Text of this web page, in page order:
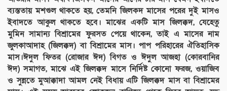
ব্যস্ততায় মশগুল থাকতে হয়, তেমনি জিলকদ মাসের পরের দুই মাসও
ইবাদতে আকুল থাকতে হবে। মাঝের একটি মাস জিলক্কদ, যেহেতু
মুমিন সামান্য বিশ্রামের ফুরসত পেয়ে থাকেন, তাই এ মাসের নাম
জুলকাআদাহ (জিলক্কদ) বা বিশ্রামের মাস। পাপ পরিহারের ঐতিহাসিক
মাস।ঈদুল ফিতর (রোজার ঈদ) বিগত ও ঈদুল আজহা (কোরবানির
ঈদ) সমাগত, মাঝে এই জিলক্কদ মাসে নির্দিষ্ট কোনো ফরজ, ওয়াজিব
ও সুন্নতে মুআক্কাদা আমল নেই বিধায় এটি জিলক্কদ মাস বা বিশ্রামের